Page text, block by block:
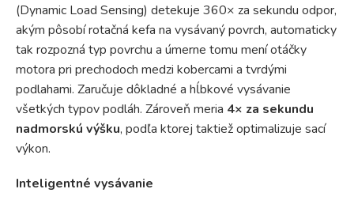
(Dynamic Load Sensing) detekuje 360× za sekundu odpor,
akým pôsobí rotačná kefa na vysávaný povrch, automaticky
tak rozpozná typ povrchu a úmerne tomu mení otáčky
motora pri prechodoch medzi kobercami a tvrdými
podlahami. Zaručuje dôkladné a hĺbkové vysávanie
všetkých typov podláh. Zároveň meria 4× za sekundu
nadmorskú výšku, podľa ktorej taktiež optimalizuje sací
výkon.
Inteligentné vysávanie